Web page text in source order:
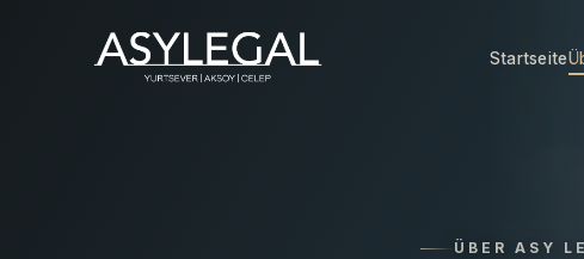
Startseite
ÜBER ASY